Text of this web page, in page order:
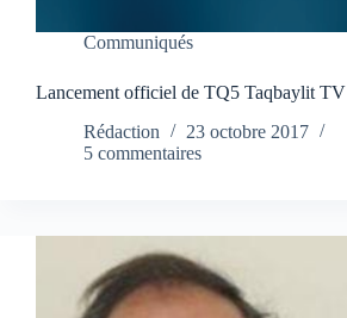
Communiqués
Lancement officiel de TQ5 Taqbaylit TV
Rédaction
23 octobre 2017
5 commentaires